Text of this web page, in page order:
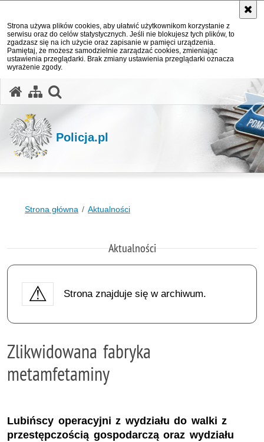
Strona używa plików cookies, aby ułatwić użytkownikom korzystanie z
serwisu oraz do celów statystycznych. Jeśli nie blokujesz tych plików, to
zgadzasz się na ich użycie oraz zapisanie w pamięci urządzenia.
Pamiętaj, że możesz samodzielnie zarządzać cookies, zmieniając
ustawienia przeglądarki. Brak zmiany ustawienia przeglądarki oznacza
wyrażenie zgody.
Policja.pl
Strona główna Aktualności
Aktualności
Strona znajduje się w archiwum.
Zlikwidowana fabryka
metamfetaminy
Lubińscy operacyjni z wydziału do walki z
przestępczością gospodarczą oraz wydziału